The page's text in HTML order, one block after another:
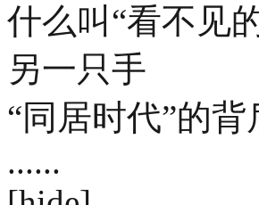
什么叫“看不见
另一只手
“同居时代”的背
......